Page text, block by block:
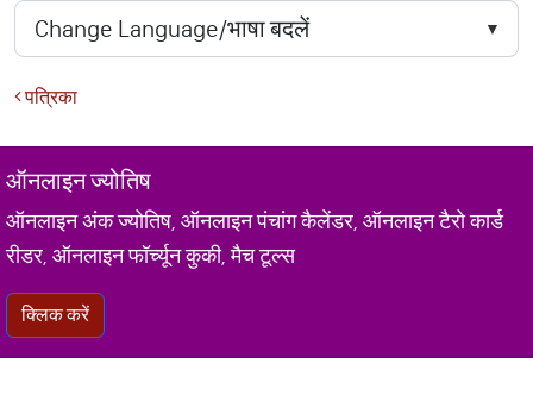
पत्रिका
ऑनलाइन ज्योतिष
ऑनलाइन अंक ज्योतिष, ऑनलाइन पंचांग कैलेंडर, ऑनलाइन टैरो कार्ड
रीडर, ऑनलाइन फॉर्च्यून कुकी, मैच टूल्स
क्लिक करें